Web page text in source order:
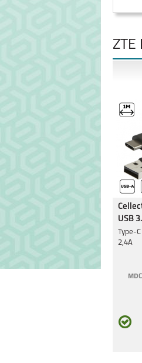
ZTE
USB
Type-
2,4A